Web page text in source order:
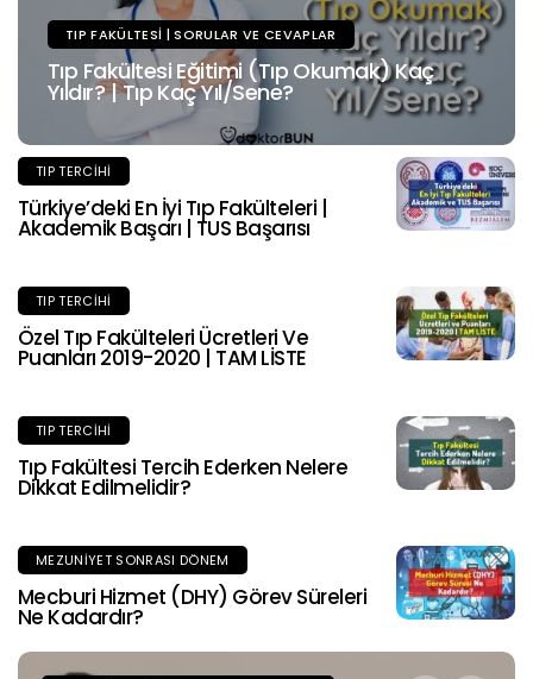
TIP FAKÜLTESI | SORULAR VE CEVAPLAR
Tıp Fakültesi Eğitimi (Tıp Okumak) Kaç
Yıldır? | Tıp Kaç Yıl/Sene?
TIP TERCIHI
Türkiye’deki En İyi Tıp Fakülteleri |
Akademik Başarı | TUS Başarısı
TIP TERCIHI
Özel Tıp Fakülteleri Ücretleri Ve
Puanları 2019-2020 | TAM LİSTE
TIP TERCIHI
Tıp Fakültesi Tercih Ederken Nelere
Dikkat Edilmelidir?
MEZUNIYET SONRASI DÖNEM
Mecburi Hizmet (DHY) Görev Süreleri
Ne Kadardır?